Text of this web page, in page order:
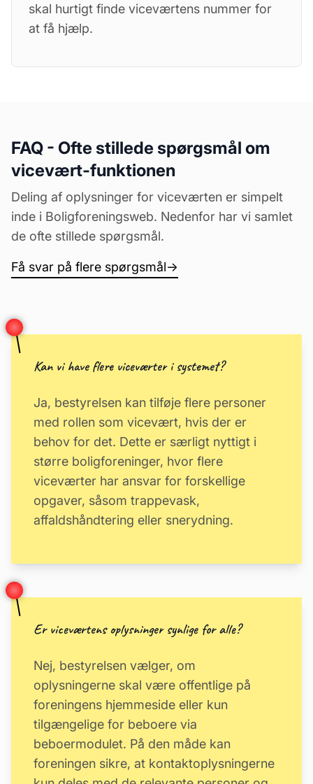
skal hurtigt finde viceværtens nummer for
at få hjælp.
FAQ - Ofte stillede spørgsmål om
vicevært-funktionen
Deling af oplysninger for viceværten er simpelt
inde i Boligforeningsweb. Nedenfor har vi samlet
de ofte stillede spørgsmål.
Få svar på flere spørgsmål→
Kan vi have flere viceværter i systemet?
Ja, bestyrelsen kan tilføje flere personer
med rollen som vicevært, hvis der er
behov for det. Dette er særligt nyttigt i
større boligforeninger, hvor flere
viceværter har ansvar for forskellige
opgaver, såsom trappevask,
affaldshåndtering eller snerydning.
Er viceværtens oplysninger synlige for alle?
Nej, bestyrelsen vælger, om
oplysningerne skal være offentlige på
foreningens hjemmeside eller kun
tilgængelige for beboere via
beboermodulet. På den måde kan
foreningen sikre, at kontaktoplysningerne